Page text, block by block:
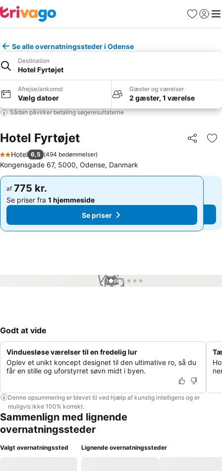
Favoritter
Log ind
Se alle overnatningssteder i Odense
Destination
Hotel Fyrtøjet
Afrejse/ankomst
Vælg datoer
Gæster og værelser
2 gæster, 1 værelse
Sådan påvirker betaling søgeresultaterne
Hotel Fyrtøjet Del
2 Stjerner
Hotel 6,5 (494 bedømmelser)
Kongensgade 67, 5000, Odense, Danmark
af 775 kr.
Se priser fra 1 hjemmeside
Se priser
af 775 kr.
Se priser fra 1 hjemmeside
Se priser
1 / 6
Godt at vide
Vinduesløse værelser til en fredelig lur
Oplev et unikt koncept designet til den ultimative ro, så du
får en stille og uforstyrret søvn midt i byen.
Denne opsummering er blevet til ved hjælp af kunstig intelligens og er
muligvis ikke 100% korrekt.
Sammenlign med lignende
overnatningssteder
Valgt overnatningssted Lignende overnatningssteder